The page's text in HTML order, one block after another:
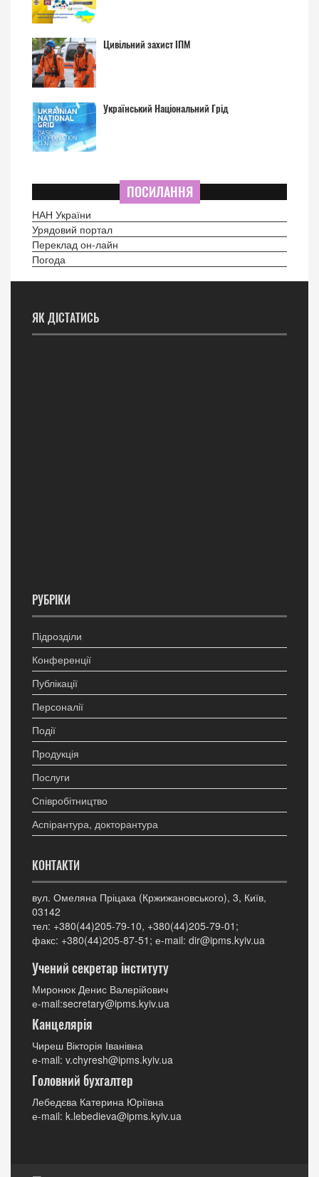
Цивільний захист ІПМ
Український Національний Грід
ПОСИЛАННЯ
НАН України
Урядовий портал
Переклад он-лайн
Погода
ЯК ДІСТАТИСЬ
РУБРІКИ
Підрозділи
Конференції
Публікації
Персоналії
Події
Продукція
Послуги
Співробітництво
Аспірантура, докторантура
КОНТАКТИ
вул. Омеляна Пріцака (Кржижановського), 3, Київ,
03142
тел: +380(44)205-79-10, +380(44)205-79-01;
факс: +380(44)205-87-51; е-mail: dir@ipms.kyiv.ua
Учений секретар інституту
Миронюк Денис Валерійович
е-mail:secretary@ipms.kyiv.ua
Канцелярія
Чиреш Вікторія Іванівна
е-mail: v.chyresh@ipms.kyiv.ua
Головний бухгалтер
Лебедєва Катерина Юріївна
е-mail: k.lebedieva@ipms.kyiv.ua